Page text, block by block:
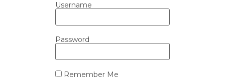
Username
Password
Remember Me